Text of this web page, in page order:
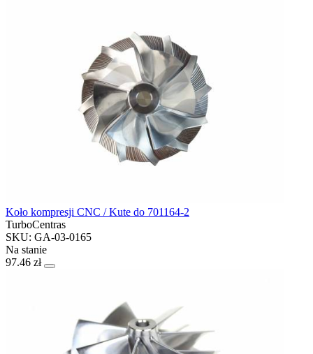
Koło kompresji CNC / Kute do 701164-2
TurboCentras
SKU: GA-03-0165
Na stanie
97.46 zł